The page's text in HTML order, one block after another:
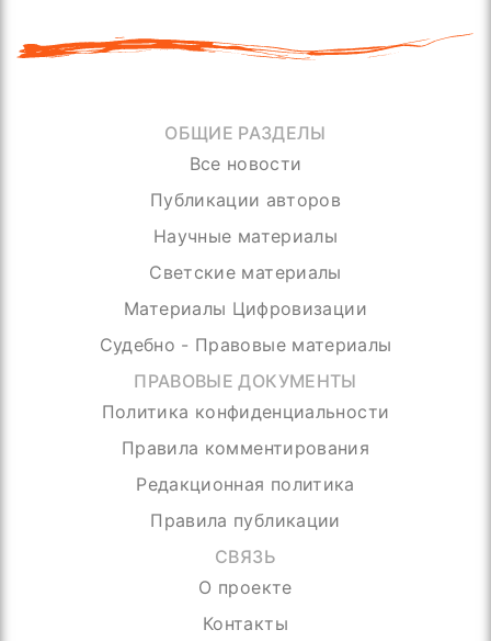
ОБЩИЕ РАЗДЕЛЫ
Все новости
Публикации авторов
Научные материалы
Светские материалы
Материалы Цифровизации
Судебно - Правовые материалы
ПРАВОВЫЕ ДОКУМЕНТЫ
Политика конфиденциальности
Правила комментирования
Редакционная политика
Правила публикации
СВЯЗЬ
О проекте
Контакты